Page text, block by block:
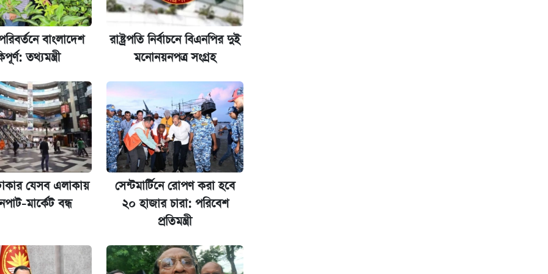
যা
বিরুদ্ধে ব্যবস্থা
বাংলাদেশ
তথ্যমন্ত্রী
রাষ্ট্রপতি নির্বাচনে বিএনপির দুই
মনোনয়নপত্র সংগ্রহ
যেসব এলাকায়
মার্কেট বন্ধ
সেন্টমার্টিনে রোপণ করা হবে
২০ হাজার চারা: পরিবেশ
প্রতিমন্ত্রী